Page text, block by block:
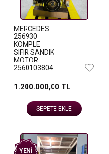
MERCEDES
256930
KOMPLE
SIFIR SANDIK
MOTOR
2560103804
1.200.000,00 TL
SEPETE EKLE
YENI